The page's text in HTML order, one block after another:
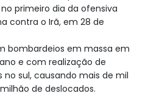
primeiro dia da ofensiva
contra o Irã, em 28 de
bombardeios em massa em
e com realização de
sul, causando mais de mil
de deslocados.